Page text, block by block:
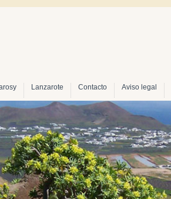
Lanzarote Contacto Aviso legal